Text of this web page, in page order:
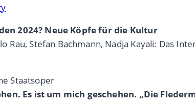
2024? Neue Köpfe für die Kultur
Rau, Stefan Bachmann, Nadja Kayali: Das
Staatsoper
Es ist um mich geschehen. „Die